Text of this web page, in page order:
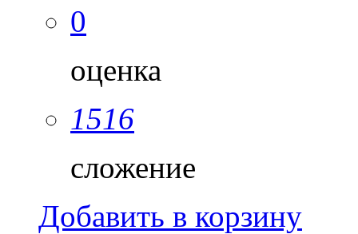
0
оценка
1516
сложение
Добавить в корзину